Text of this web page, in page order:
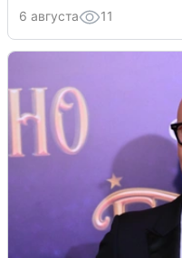
6 августа 11